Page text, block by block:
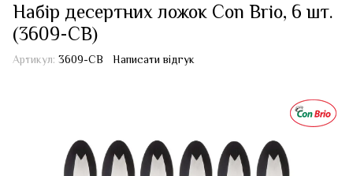
Набір десертних ложок Con Brio, 6 шт.
(3609-CВ)
Артикул: 3609-CВ Написати відгук